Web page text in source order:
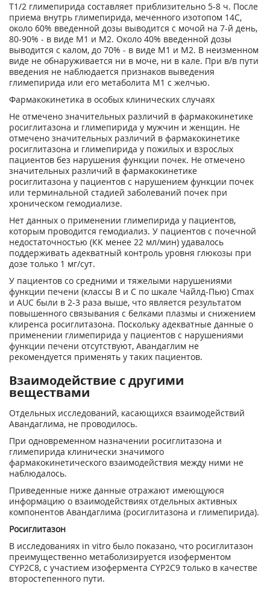
T1/2 глимепирида составляет приблизительно 5-8 ч. После
приема внутрь глимепирида, меченного изотопом 14С,
около 60% введенной дозы выводится с мочой на 7-й день,
80-90% - в виде M1 и М2. Около 40% введенной дозы
выводится с калом, до 70% - в виде M1 и М2. В неизменном
виде не обнаруживается ни в моче, ни в кале. При в/в пути
введения не наблюдается признаков выведения
глимепирида или его метаболита M1 с желчью.
Фармакокинетика в особых клинических случаях
Не отмечено значительных различий в фармакокинетике
росиглитазона и глимепирида у мужчин и женщин. Не
отмечено значительных различий в фармакокинетике
росиглитазона и глимепирида у пожилых и взрослых
пациентов без нарушения функции почек. Не отмечено
значительных различий в фармакокинетике
росиглитазона у пациентов с нарушением функции почек
или терминальной стадией заболеваний почек при
хроническом гемодиализе.
Нет данных о применении глимепирида у пациентов,
которым проводится гемодиализ. У пациентов с почечной
недостаточностью (КК менее 22 мл/мин) удавалось
поддерживать адекватный контроль уровня глюкозы при
дозе только 1 мг/сут.
У пациентов со средними и тяжелыми нарушениями
функции печени (классы В и С по шкале Чайлд-Пью) Cmax
и AUC были в 2-3 раза выше, что является результатом
повышенного связывания с белками плазмы и снижением
клиренса росиглитазона. Поскольку адекватные данные о
применении глимепирида у пациентов с нарушениями
функции печени отсутствуют, Авандаглим не
рекомендуется применять у таких пациентов.
Взаимодействие с другими
веществами
Отдельных исследований, касающихся взаимодействий
Авандаглима, не проводилось.
При одновременном назначении росиглитазона и
глимепирида клинически значимого
фармакокинетического взаимодействия между ними не
наблюдалось.
Приведенные ниже данные отражают имеющуюся
информацию о взаимодействиях отдельных активных
компонентов Авандаглима (росиглитазона и глимепирида).
Росиглитазон
В исследованиях in vitro было показано, что росиглитазон
преимущественно метаболизируется изоферментом
CYP2C8, с участием изофермента CYP2C9 только в качестве
второстепенного пути.